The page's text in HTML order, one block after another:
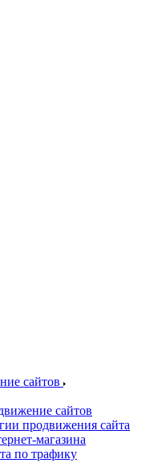
сайтов
сайтов
продвижения сайта
магазина
по трафику